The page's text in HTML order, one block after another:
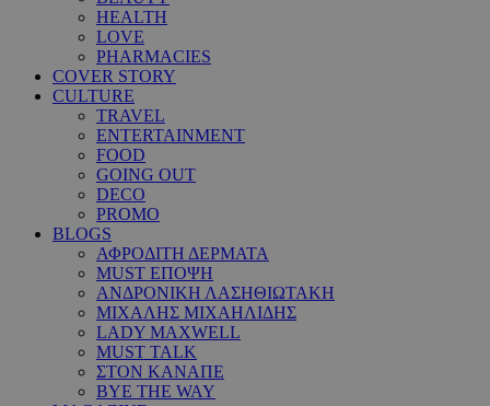
HEALTH
LOVE
PHARMACIES
COVER STORY
CULTURE
TRAVEL
ENTERTAINMENT
FOOD
GOING OUT
DECO
PROMO
BLOGS
ΑΦΡΟΔΙΤΗ ΔΕΡΜΑΤΑ
MUST ΕΠΟΨΗ
ΑΝΔΡΟΝΙΚΗ ΛΑΣΗΘΙΩΤΑΚΗ
ΜΙΧΑΛΗΣ ΜΙΧΑΗΛΙΔΗΣ
LADY MAXWELL
MUST TALK
ΣΤΟΝ ΚΑΝΑΠΕ
BYE THE WAY